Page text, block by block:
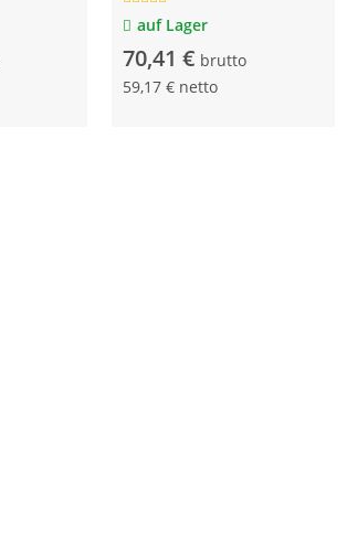
vorkonnektiert
auf Lager
70,41 € brutto
59,17 € netto